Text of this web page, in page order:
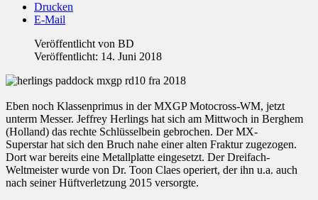
Drucken
E-Mail
Veröffentlicht von BD
Veröffentlicht: 14. Juni 2018
Eben noch Klassenprimus in der MXGP Motocross-WM, jetzt
unterm Messer. Jeffrey Herlings hat sich am Mittwoch in Berghem
(Holland) das rechte Schlüsselbein gebrochen. Der MX-
Superstar hat sich den Bruch nahe einer alten Fraktur zugezogen.
Dort war bereits eine Metallplatte eingesetzt. Der Dreifach-
Weltmeister wurde von Dr. Toon Claes operiert, der ihn u.a. auch
nach seiner Hüftverletzung 2015 versorgte.